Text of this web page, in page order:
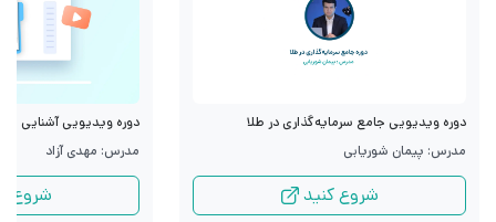
دوره ویدیویی جامع سرمایه‌گذاری در طلا
مدرس: پیمان شوریابی
شروع کنید
دوره ویدیویی آشنایی با
مدرس: مهدی آزاد
شروع